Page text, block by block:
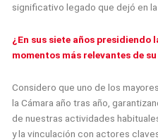
significativo legado que dejó en
¿En sus siete años presidiendo
momentos más relevantes de
Considero que uno de los
la Cámara año tras año,
de nuestras actividades
y la vinculación con actores